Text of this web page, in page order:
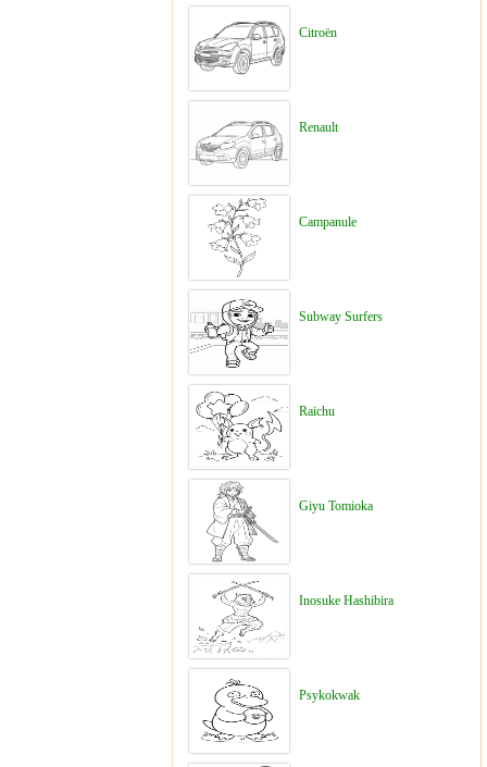
Citroën
Renault
Campanule
Subway Surfers
Raichu
Giyu Tomioka
Inosuke Hashibira
Psykokwak